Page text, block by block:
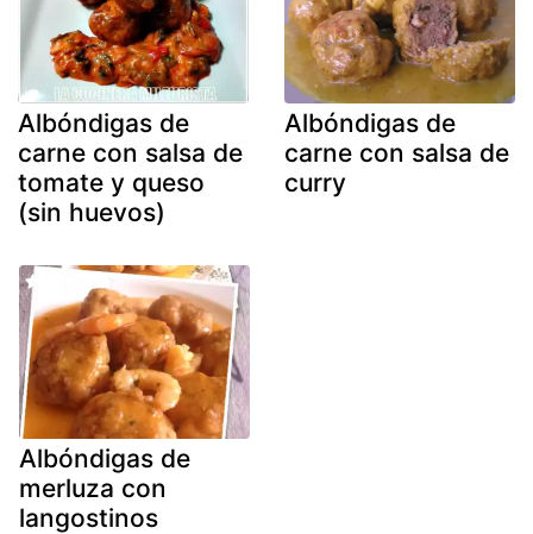
Albóndigas de
carne con salsa de
tomate y queso
(sin huevos)
Albóndigas de
carne con salsa de
curry
Albóndigas de
merluza con
langostinos